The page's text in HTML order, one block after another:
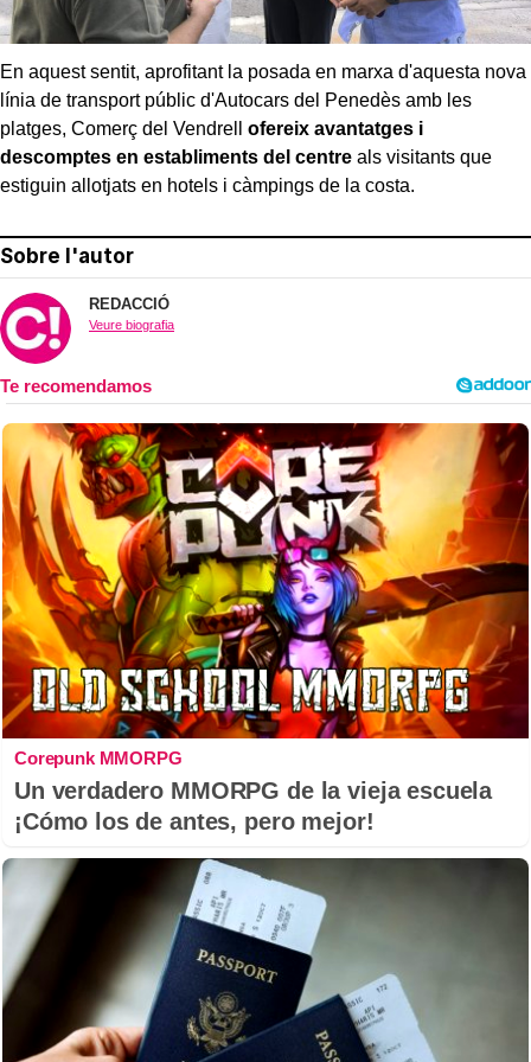
En aquest sentit, aprofitant la posada en marxa d'aquesta nova
línia de transport públic d'Autocars del Penedès amb les
platges, Comerç del Vendrell ofereix avantatges i
descomptes en establiments del centre als visitants que
estiguin allotjats en hotels i càmpings de la costa.
Sobre l'autor
REDACCIÓ
Veure biografia
Corepunk MMORPG
Un verdadero MMORPG de la vieja escuela
¡Cómo los de antes, pero mejor!